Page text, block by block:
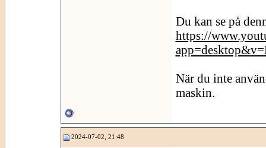
Du kan se på
https://
När du inte
maskin.
2024-07-02, 21:48